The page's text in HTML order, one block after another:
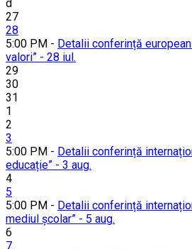
d
27
28
5:00 PM - Detalii conferință
valori” - 28 iul.
29
30
31
1
2
3
5:00 PM - Detalii conferință
educație” - 3 aug.
4
5
5:00 PM - Detalii conferință
mediul școlar” - 5 aug.
6
7